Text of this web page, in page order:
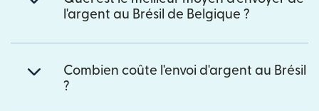
l'argent au Brésil de Belgique ?
Combien coûte l'envoi d'argent au Brésil
?